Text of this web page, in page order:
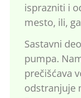
isprazniti i
mesto, ili,
Sastavni
pumpa.
prečišćava
odstranjuje